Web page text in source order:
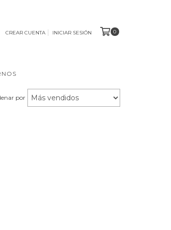
CREAR CUENTA INICIAR SESIÓN 0
por